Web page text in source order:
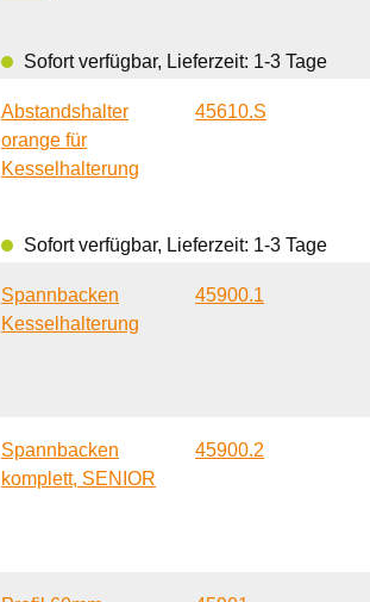
Sofort verfügbar, Lieferzeit: 1-3 Tage
Abstandshalter
orange für
Kesselhalterung
Sofort verfügbar, Lieferzeit: 1-3 Tage
45610.S
Spannbacken
Kesselhalterung
45900.1
Spannbacken
komplett, SENIOR
45900.2